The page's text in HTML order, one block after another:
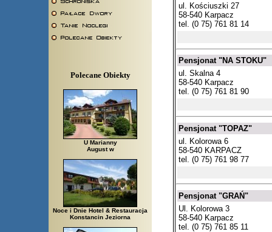
Polecane Obiekty
U Marianny
August w
Noce i Dnie Hotel & Restauracja
Konstancin Jeziorna
ul. Kościuszki 27
58-540 Karpacz
tel. (0 75) 761 81 14
Pensjonat "NA STOKU"
ul. Skalna 4
58-540 Karpacz
tel. (0 75) 761 81 90
Pensjonat "TOPAZ"
ul. Kolorowa 6
58-540 KARPACZ
tel. (0 75) 761 98 77
Pensjonat "GRAŃ"
Ul. Kolorowa 3
58-540 Karpacz
tel. (0 75) 761 85 11